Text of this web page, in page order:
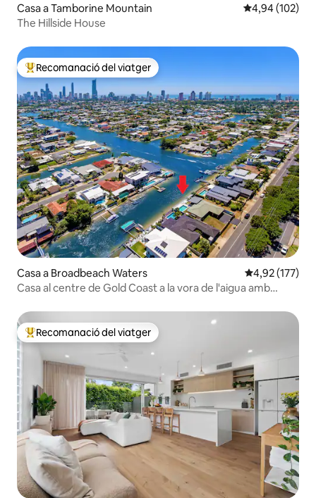
Casa a Tamborine Mountain 4,94 de
4,94 (102)
The Hillside House
Principals recomanacions dels viatgers
Recomanació del viatger
Casa a Broadbeach Waters 4,92 de
4,92 (177)
Casa al centre de Gold Coast a la vora de l'aigua amb
Principals recomanacions dels viatgers
Recomanació del viatger